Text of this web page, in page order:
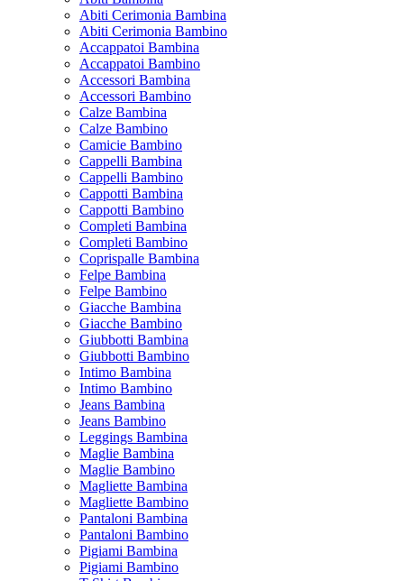
Abiti Cerimonia Bambina
Abiti Cerimonia Bambino
Accappatoi Bambina
Accappatoi Bambino
Accessori Bambina
Accessori Bambino
Calze Bambina
Calze Bambino
Camicie Bambino
Cappelli Bambina
Cappelli Bambino
Cappotti Bambina
Cappotti Bambino
Completi Bambina
Completi Bambino
Coprispalle Bambina
Felpe Bambina
Felpe Bambino
Giacche Bambina
Giacche Bambino
Giubbotti Bambina
Giubbotti Bambino
Intimo Bambina
Intimo Bambino
Jeans Bambina
Jeans Bambino
Leggings Bambina
Maglie Bambina
Maglie Bambino
Magliette Bambina
Magliette Bambino
Pantaloni Bambina
Pantaloni Bambino
Pigiami Bambina
Pigiami Bambino